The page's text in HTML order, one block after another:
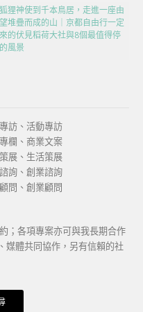
狸神使到千本鳥居，走進一座由
堆疊而成的山｜京都自由行一定
的伏見稻荷大社與8個最值得停
風景
訪、活動專訪
欄、商業文案
展、生活策展
詢、創業諮詢
問、創業顧問
；各項專案亦可與我長期合作
媒體共同協作，另有信賴的社